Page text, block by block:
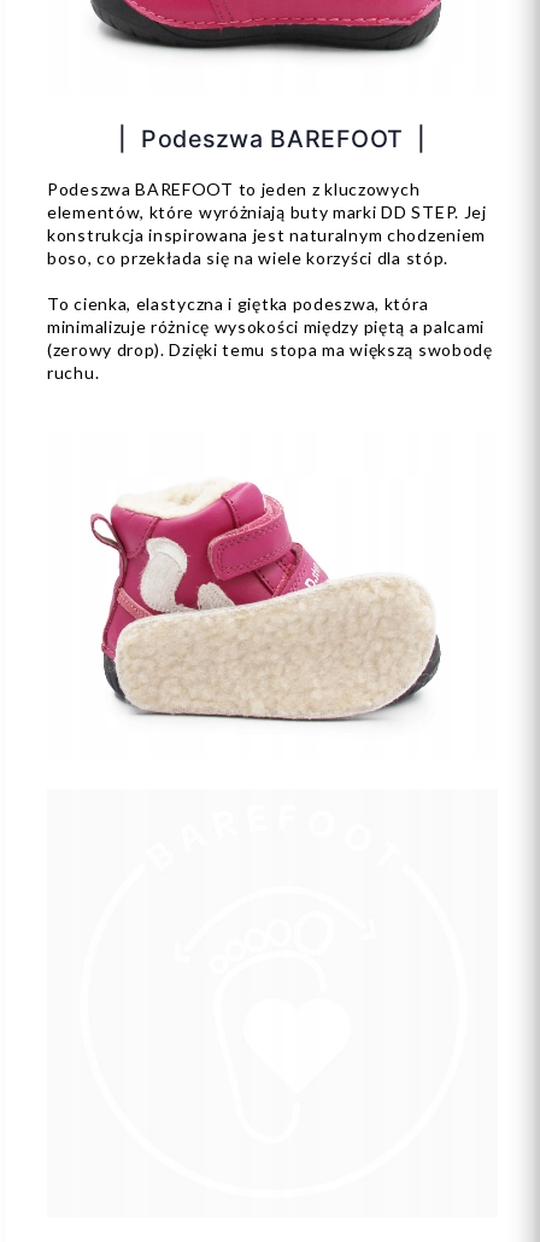
| Podeszwa BAREFOOT |
Podeszwa BAREFOOT to jeden z kluczowych
elementów, które wyróżniają buty marki DD STEP. Jej
konstrukcja inspirowana jest naturalnym chodzeniem
boso, co przekłada się na wiele korzyści dla stóp.
To cienka, elastyczna i giętka podeszwa, która
minimalizuje różnicę wysokości między piętą a palcami
(zerowy drop). Dzięki temu stopa ma większą swobodę
ruchu.